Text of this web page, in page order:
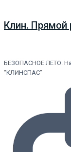
Клин. Прямой
БЕЗОПАСНОЕ ЛЕТО.
“КЛИНСПАС”